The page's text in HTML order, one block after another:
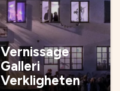
Vernissage
Galleri
Verkligheten